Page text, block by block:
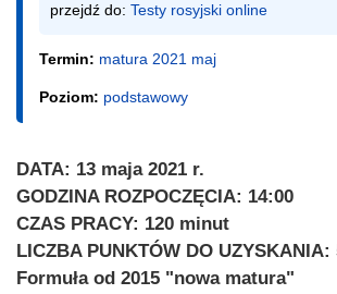
przejdź do: Testy rosyjski online
Termin: matura 2021 maj
Poziom: podstawowy
DATA: 13 maja 2021 r.
GODZINA ROZPOCZĘCIA: 14:00
CZAS PRACY: 120 minut
LICZBA PUNKTÓW DO UZYSKANIA:
Formuła od 2015 "nowa matura"